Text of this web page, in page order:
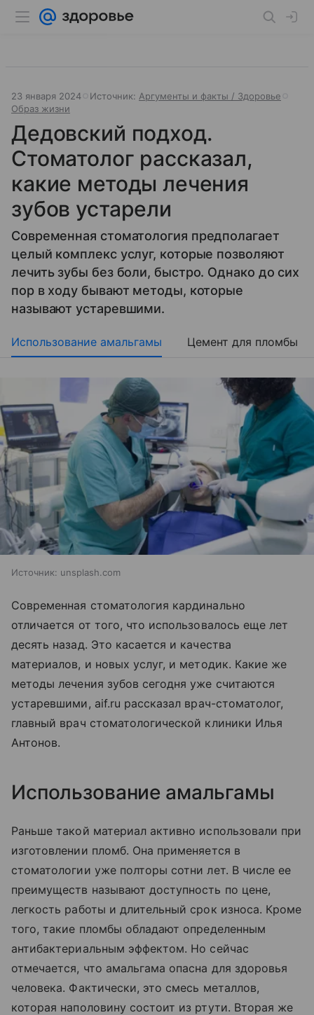
23 января 2024 Источник: Аргументы и факты / Здоровье
Образ жизни
Дедовский подход.
Стоматолог рассказал,
какие методы лечения
зубов устарели
Современная стоматология предполагает
целый комплекс услуг, которые позволяют
лечить зубы без боли, быстро. Однако до сих
пор в ходу бывают методы, которые
называют устаревшими.
Использование амальгамы Цемент для пломбы
Источник: unsplash.com
Современная стоматология кардинально
отличается от того, что использовалось еще лет
десять назад. Это касается и качества
материалов, и новых услуг, и методик. Какие же
методы лечения зубов сегодня уже считаются
устаревшими, aif.ru рассказал врач-стоматолог,
главный врач стоматологической клиники Илья
Антонов.
Использование амальгамы
Раньше такой материал активно использовали при
изготовлении пломб. Она применяется в
стоматологии уже полторы сотни лет. В числе ее
преимуществ называют доступность по цене,
легкость работы и длительный срок износа. Кроме
того, такие пломбы обладают определенным
антибактериальным эффектом. Но сейчас
отмечается, что амальгама опасна для здоровья
человека. Фактически, это смесь металлов,
которая наполовину состоит из ртути. Вторая же